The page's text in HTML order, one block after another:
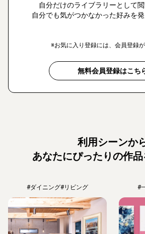
自分だけのライブラリーとして閲
自分でも気がつかなかった好みを発
※お気に入り登録には、会員登録が
無料会員登録はこち
利用シーンか
あなたにぴったりの作
#ダイニング#リビング #